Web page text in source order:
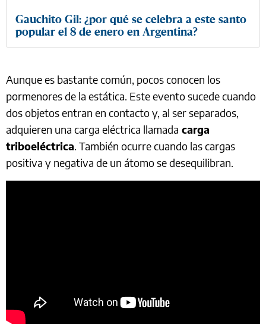
Gauchito Gil: ¿por qué se celebra a este santo
popular el 8 de enero en Argentina?
Aunque es bastante común, pocos conocen los
pormenores de la estática. Este evento sucede cuando
dos objetos entran en contacto y, al ser separados,
adquieren una carga eléctrica llamada carga
triboeléctrica. También ocurre cuando las cargas
positiva y negativa de un átomo se desequilibran.